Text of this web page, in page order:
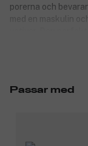
porerna och
med en maskulin
Passar med